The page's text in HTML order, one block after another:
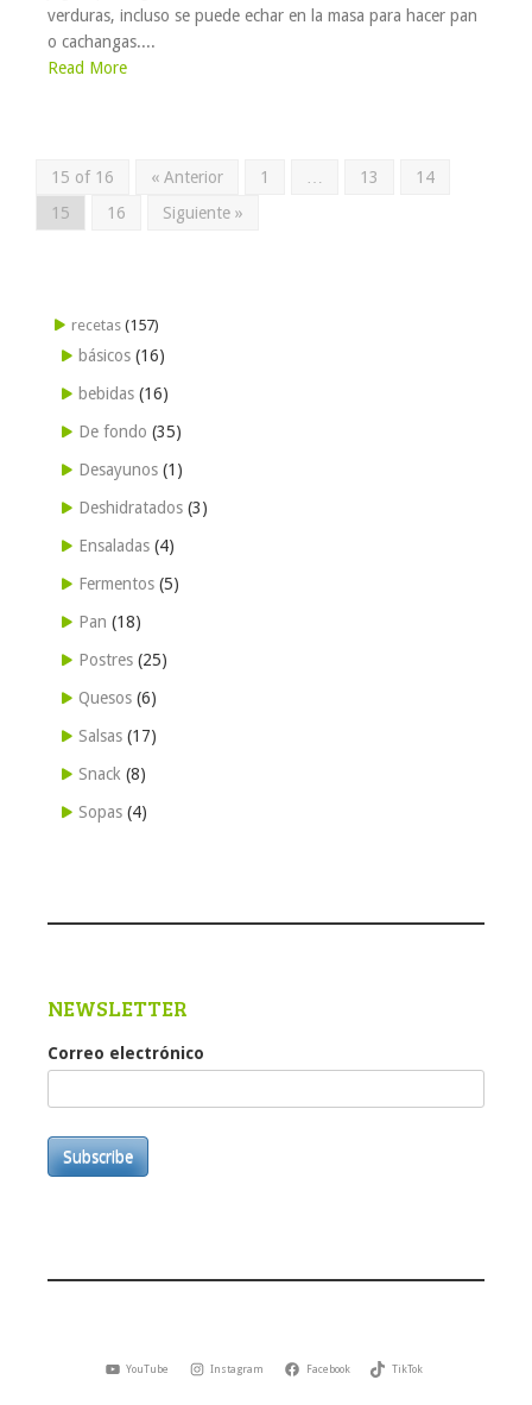
verduras, incluso se puede echar en la masa para hacer pan
o cachangas....
Read More
15 of 16 « Anterior 1 13
14
15
16 Siguiente »
recetas (157)
básicos (16)
bebidas (16)
De fondo (35)
Desayunos (1)
Deshidratados (3)
Ensaladas (4)
Fermentos (5)
Pan (18)
Postres (25)
Quesos (6)
Salsas (17)
Snack (8)
Sopas (4)
NEWSLETTER
Correo electrónico
Subscribe
YouTube Instagram Facebook TikTok